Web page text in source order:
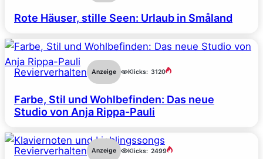
Rote Häuser, stille Seen: Urlaub in Småland
Revierverhalten Anzeige Klicks: 3120
Farbe, Stil und Wohlbefinden: Das neue
Studio von Anja Rippa-Pauli
Revierverhalten Anzeige Klicks: 2499